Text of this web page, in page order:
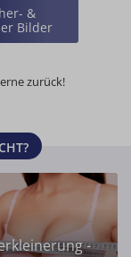
&
Bilder
zurück!
-